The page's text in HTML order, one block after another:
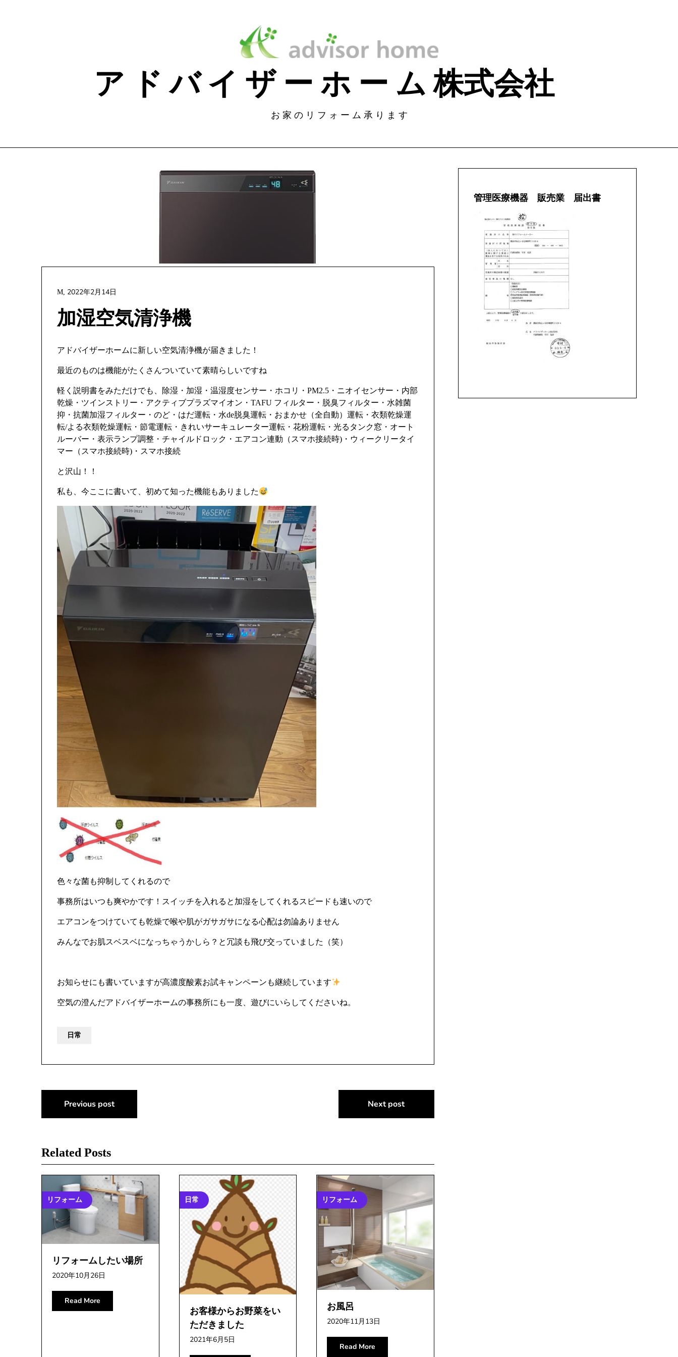
ア ド バ イ ザ ー ホ ー ム 株式会社
お 家 の リ フ ォ ー ム 承 り ま す
加湿空気清浄機
M, 2022年2月14日
アドバイザーホームに新しい空気清浄機が届きました！
最近のものは機能がたくさんついていて素晴らしいですね
軽く説明書をみただけでも、除湿・加湿・温湿度センサー・ホコリ・PM2.5・ニオイセンサー・内部
乾燥・ツインストリー・アクティブプラズマイオン・TAFU フィルター・脱臭フィルター・水雑菌
抑・抗菌加湿フィルター・のど・はだ運転・水de脱臭運転・おまかせ（全自動）運転・衣類乾燥運
転/よる衣類乾燥運転・節電運転・きれいサーキュレーター運転・花粉運転・光るタンク窓・オート
ルーバー・表示ランプ調整・チャイルドロック・エアコン連動（スマホ接続時)・ウィークリータイ
マー（スマホ接続時)・スマホ接続
と沢山！！
私も、今ここに書いて、初めて知った機能もありました
色々な菌も抑制してくれるので
事務所はいつも爽やかです！スイッチを入れると加湿をしてくれるスピードも速いので
エアコンをつけていても乾燥で喉や肌がガサガサになる心配は勿論ありません
みんなでお肌スベスベになっちゃうかしら？と冗談も飛び交っていました（笑）
お知らせにも書いていますが高濃度酸素お試キャンペーンも継続しています
空気の澄んだアドバイザーホームの事務所にも一度、遊びにいらしてくださいね。
日常
ナ
ビ
ゲ
ー
シ
ョ
ン
Previous post Next post
Related Posts
リフォーム
リフォームしたい場所
2020年10月26日
Read More
日常
お客様からお野菜をい
ただきました
2021年6月5日
リフォーム
お風呂
2020年11月13日
Read More
管理医療機器 販売業 届出書